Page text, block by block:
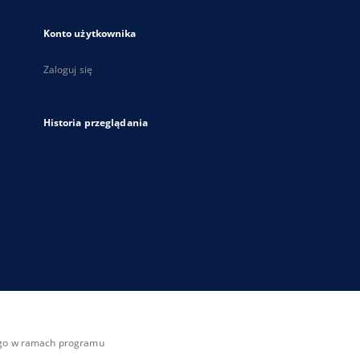
Konto użytkownika
Zaloguj się
Historia przeglądania
w ramach programu